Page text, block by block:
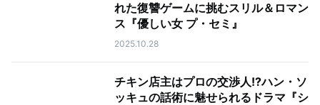
れた復讐ゲームに挑むスリル＆ロマン
ス『優しい女 プ・セミ』
2025.10.28
チキン店主はプロの交渉人!?ハン・ソ
ッキュの話術に魅せられるドラマ『シ